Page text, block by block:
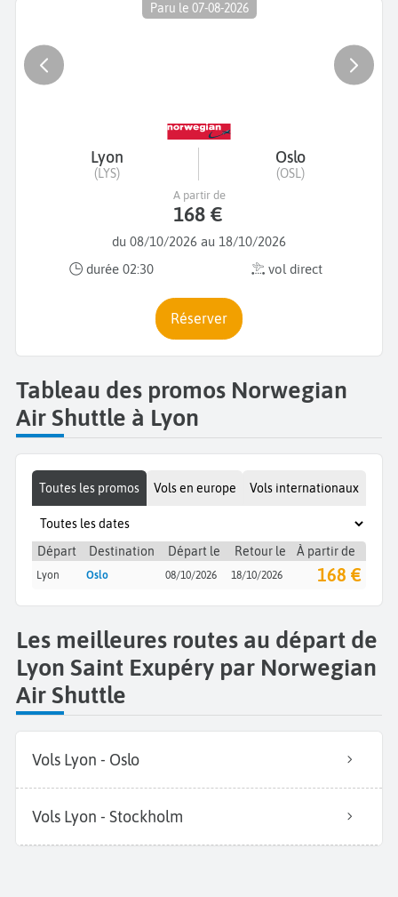
Paru le 07-08-2026
Lyon
(LYS)
Oslo
(OSL)
du 08/10/2026 au 18/10/2026
durée 02:30
vol direct
A partir de
168 €
Réserver
Tableau des promos Norwegian
Air Shuttle à Lyon
Toutes les promos Vols en europe Vols internationaux
Départ Destination Départ le Retour le À partir de
Lyon Oslo 08/10/2026 18/10/2026 168 €
Les meilleures routes au départ de
Lyon Saint Exupéry par Norwegian
Air Shuttle
Vols Lyon - Oslo
Vols Lyon - Stockholm